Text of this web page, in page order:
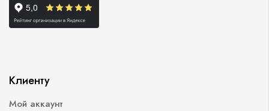
Клиенту
Мой аккаунт